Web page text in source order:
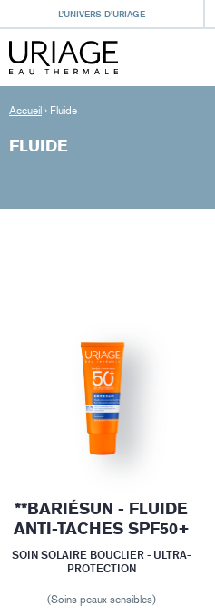
L’UNIVERS D’URIAGE
Accueil › Fluide
FLUIDE
**BARIÉSUN - FLUIDE
ANTI-TACHES SPF50+
SOIN SOLAIRE BOUCLIER - ULTRA-
PROTECTION
(Soins peaux sensibles)